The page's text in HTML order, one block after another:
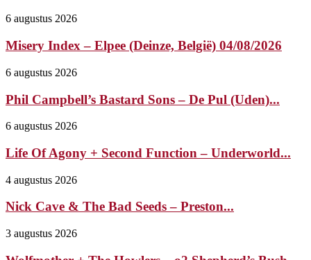
6 augustus 2026
Misery Index – Elpee (Deinze, België) 04/08/2026
6 augustus 2026
Phil Campbell’s Bastard Sons – De Pul (Uden)...
6 augustus 2026
Life Of Agony + Second Function – Underworld...
4 augustus 2026
Nick Cave & The Bad Seeds – Preston...
3 augustus 2026